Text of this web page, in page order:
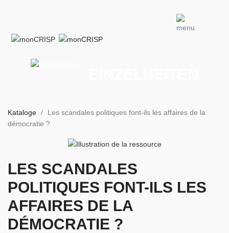
Kataloge
Les scandales politiques font-ils les affaires de la
démocratie ?
LES SCANDALES
POLITIQUES FONT⁠-⁠ILS LES
AFFAIRES DE LA
DÉMOCRATIE ?